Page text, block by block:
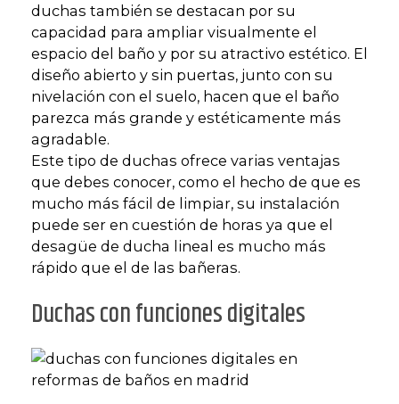
duchas también se destacan por su
capacidad para ampliar visualmente el
espacio del baño y por su atractivo estético. El
diseño abierto y sin puertas, junto con su
nivelación con el suelo, hacen que el baño
parezca más grande y estéticamente más
agradable.
Este tipo de duchas ofrece varias ventajas
que debes conocer, como el hecho de que es
mucho más fácil de limpiar, su instalación
puede ser en cuestión de horas ya que el
desagüe de ducha lineal es mucho más
rápido que el de las bañeras.
Duchas con funciones digitales